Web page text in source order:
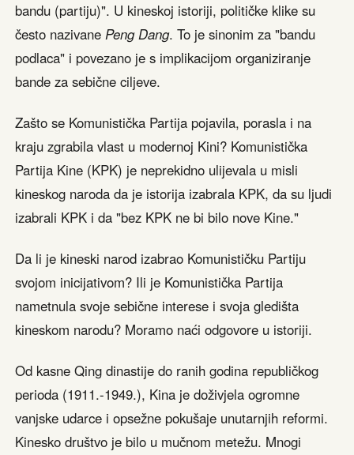
bandu (partiju)". U kineskoj istoriji, političke klike su
često nazivanePeng Dang. To je sinonim za "bandu
podlaca" i povezano je s implikacijom organiziranje
bande za sebične ciljeve.
Zašto se Komunistička Partija pojavila, porasla i na
kraju zgrabila vlast u modernoj Kini? Komunistička
Partija Kine (KPK) je neprekidno ulijevala u misli
kineskog naroda da je istorija izabrala KPK, da su ljudi
izabrali KPK i da "bez KPK ne bi bilo nove Kine."
Da li je kineski narod izabrao Komunističku Partiju
svojom inicijativom? Ili je Komunistička Partija
nametnula svoje sebične interese i svoja gledišta
kineskom narodu? Moramo naći odgovore u istoriji.
Od kasne Qing dinastije do ranih godina republičkog
perioda (1911.-1949.), Kina je doživjela ogromne
vanjske udarce i opsežne pokušaje unutarnjih reformi.
Kinesko društvo je bilo u mučnom metežu. Mnogi